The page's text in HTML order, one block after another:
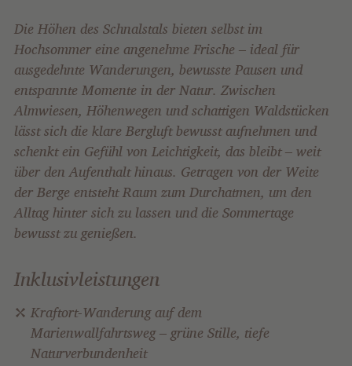
Die Höhen des Schnalstals bieten selbst im
Hochsommer eine angenehme Frische – ideal für
ausgedehnte Wanderungen, bewusste Pausen und
entspannte Momente in der Natur. Zwischen
Almwiesen, Höhenwegen und schattigen Waldstücken
lässt sich die klare Bergluft bewusst aufnehmen und
schenkt ein Gefühl von Leichtigkeit, das bleibt – weit
über den Aufenthalt hinaus. Getragen von der Weite
der Berge entsteht Raum zum Durchatmen, um den
Alltag hinter sich zu lassen und die Sommertage
bewusst zu genießen.
Inklusivleistungen
Kraftort-Wanderung auf dem
Marienwallfahrtsweg – grüne Stille, tiefe
Naturverbundenheit